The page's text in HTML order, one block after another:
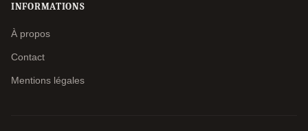
INFORMATIONS
À propos
Contact
Mentions légales